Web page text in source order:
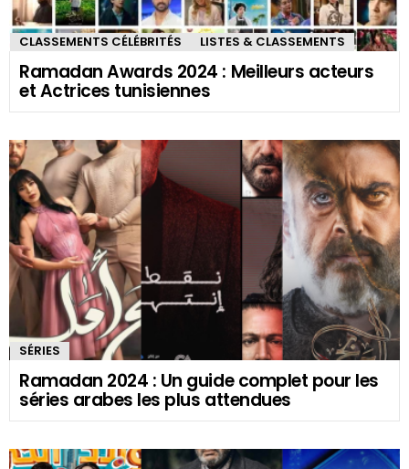
CLASSEMENTS CÉLÉBRITÉS LISTES & CLASSEMENTS
Ramadan Awards 2024 : Meilleurs acteurs
et Actrices tunisiennes
SÉRIES
Ramadan 2024 : Un guide complet pour les
séries arabes les plus attendues